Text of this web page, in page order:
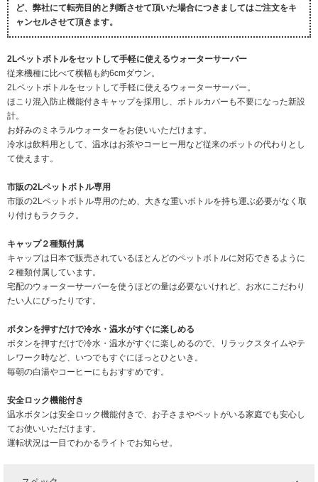
ど、弊社にて転売目的と判断させて頂いた場合につきましてはご注文をキ
ャンセルさせて頂きます。
2Lペットボトルをセットして手軽に使えるウォーターサーバー
従来機種に比べて横幅も約6cmダウン。
2Lペットボトルをセットして手軽に使えるウォーターサーバー。
ほこり混入防止機能付きキャップを採用し、ボトルカバーも不要になった新設
計。
お好みのミネラルウォーターをお使いいただけます。
冷水は飲料用として、温水はお茶やコーヒー用など従来のポットの代わりとし
て使えます。
市販の2Lペットボトル専用
市販の2Lペットボトル専用のため、大きな重いボトルを持ち運ぶ必要がなく取
り付けもラクラク。
キャップ２種類付属
キャップは日本で販売されているほとんどのペットボトルに対応できるように
２種類付属しています。
宅配のウォーターサーバーを使うほどの量は必要ないけれど、お水にこだわり
たい人にぴったりです。
ボタンを押すだけで冷水・温水がすぐに楽しめる
ボタンを押すだけで冷水・温水がすぐに楽しめるので、リラックスタイムやテ
レワーク時など、いつでもすぐにほっとひといき。
毎朝の白湯やコーヒーにもおすすめです。
安全ロック機能付き
温水ボタンは安全ロック機能付きで、お子さまやペットがいる家庭でも安心し
てお使いいただけます。
運転状況は一目でわかるライトでお知らせ。